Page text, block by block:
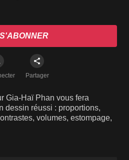
S'ABONNER
Partager
Gia-Haï Phan vous fera
dessin réussi : proportions,
volumes, estompage,